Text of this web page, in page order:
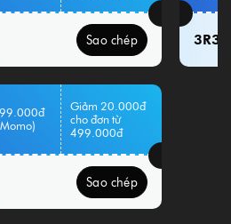
Sao chép
Giảm 20.000đ
cho đơn từ
499.000đ
Sao chép